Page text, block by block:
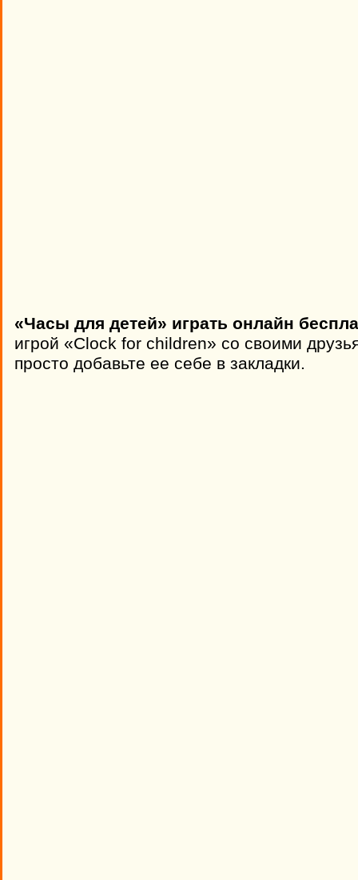
«Часы для детей» играть онлайн
игрой «Clock for children» со своими
просто добавьте ее себе в закладки.